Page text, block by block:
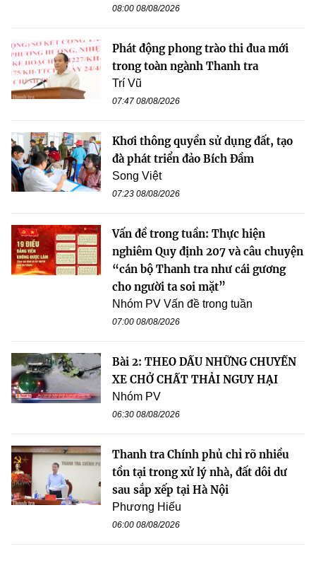
08:00 08/08/2026
Phát động phong trào thi đua mới
trong toàn ngành Thanh tra
Trí Vũ
07:47 08/08/2026
Khơi thông quyền sử dụng đất, tạo
đà phát triển đảo Bích Đầm
Song Việt
07:23 08/08/2026
Vấn đề trong tuần: Thực hiện
nghiêm Quy định 207 và câu chuyện
“cán bộ Thanh tra như cái gương
cho người ta soi mặt”
Nhóm PV Vấn đề trong tuần
07:00 08/08/2026
Bài 2: THEO DẤU NHỮNG CHUYẾN
XE CHỞ CHẤT THẢI NGUY HẠI
Nhóm PV
06:30 08/08/2026
Thanh tra Chính phủ chỉ rõ nhiều
tồn tại trong xử lý nhà, đất dôi dư
sau sắp xếp tại Hà Nội
Phương Hiếu
06:00 08/08/2026